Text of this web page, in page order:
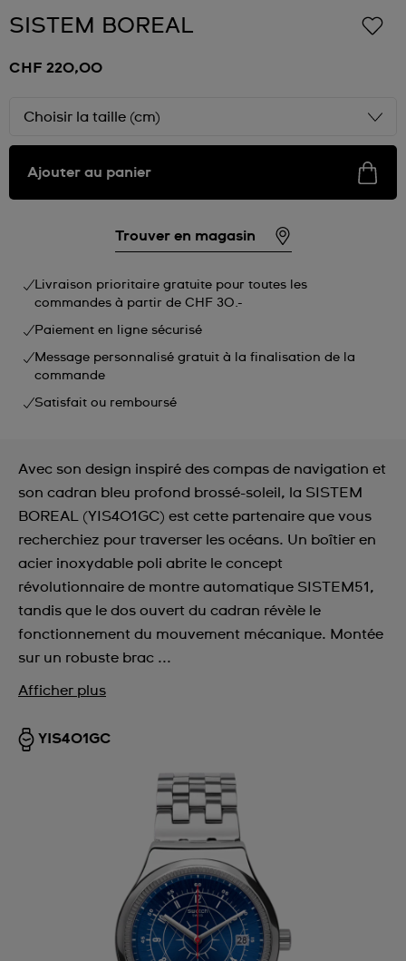
SISTEM BOREAL
CHF 220,00
Choisir la taille (cm)
Ajouter au panier
Trouver en magasin
Livraison prioritaire gratuite pour toutes les
commandes à partir de CHF 30.-
Paiement en ligne sécurisé
Message personnalisé gratuit à la finalisation de la
commande
Satisfait ou remboursé
Avec son design inspiré des compas de navigation et
son cadran bleu profond brossé-soleil, la SISTEM
BOREAL (YIS401GC) est cette partenaire que vous
recherchiez pour traverser les océans. Un boîtier en
acier inoxydable poli abrite le concept
révolutionnaire de montre automatique SISTEM51,
tandis que le dos ouvert du cadran révèle le
fonctionnement du mouvement mécanique. Montée
sur un robuste brac ...
Afficher plus
YIS401GC